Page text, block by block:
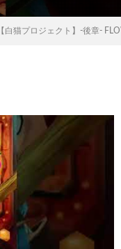
【白猫プロジェクト】-後章-